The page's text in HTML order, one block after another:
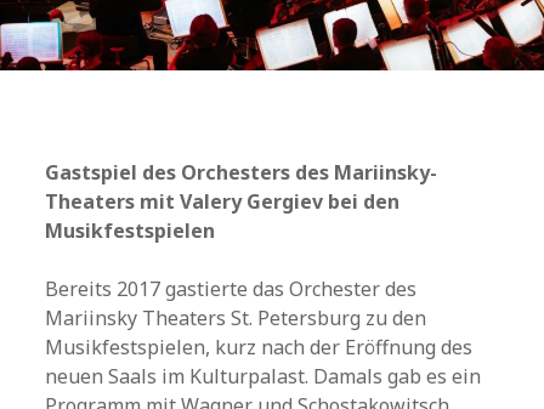
Gastspiel des Orchesters des Mariinsky-
Theaters mit Valery Gergiev bei den
Musikfestspielen
Bereits 2017 gastierte das Orchester des
Mariinsky Theaters St. Petersburg zu den
Musikfestspielen, kurz nach der Eröffnung des
neuen Saals im Kulturpalast. Damals gab es ein